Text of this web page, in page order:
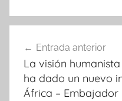
de
entradas
Entrada anterior
La visión
ha dado un nuevo
África – Embajador